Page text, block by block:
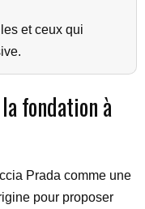
et ceux qui
fondation à
Prada comme une
pour proposer